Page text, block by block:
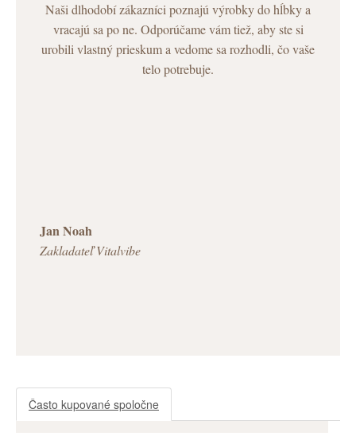
Naši dlhodobí zákazníci poznajú výrobky do hĺbky a
vracajú sa po ne. Odporúčame vám tiež, aby ste si
urobili vlastný prieskum a vedome sa rozhodli, čo vaše
telo potrebuje.
Jan Noah
Zakladateľ Vitalvibe
Často kupované spoločne